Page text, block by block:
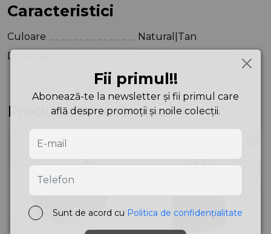
Caracteristici
Culoare
Natural|Tan
Dimensiuni
35.00x39.00x10.00 cm
Produse asemănătoare
Fii primul!!
Abonează-te la newsletter și fii primul care
află despre promoții și noile colecții.
Sunt de acord cu Politica de confidențialitate